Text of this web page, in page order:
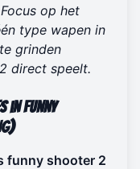
op het
type wapen in
grinden
direct speelt.
in Funny
funny shooter 2